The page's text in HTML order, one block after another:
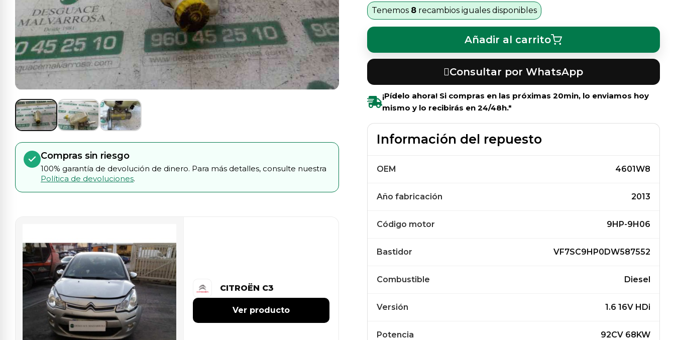
Compras sin riesgo
100% garantía de devolución de dinero. Para más detalles, consulte nuestra
Política de devoluciones.
CITROËN C3
Ver producto
Tenemos 8recambios iguales disponibles
Añadir al carrito
Consultar por WhatsApp
¡Pídelo ahora! Si compras en las próximas 20min, lo enviamos hoy
mismo y lo recibirás en 24/48h.*
Información del repuesto
OEM 4601W8
Año fabricación 2013
Código motor 9HP-9H06
Bastidor VF7SC9HP0DW587552
Combustible Diesel
Versión 1.6 16V HDi
Potencia 92CV 68KW